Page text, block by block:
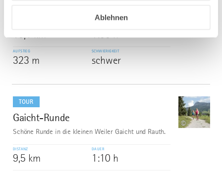
Ablehnen
10,1 km 1:00 h
AUFSTIEG
323 m
SCHWIERIGKEIT
schwer
TOUR
6
Gaicht-Runde
©
Schöne Runde in die kleinen Weiler Gaicht und Rauth.
DISTANZ
9,5 km
DAUER
1:10 h
dazu